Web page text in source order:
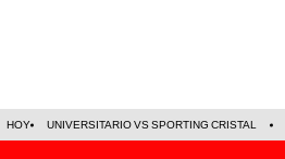
HOY UNIVERSITARIO VS SPORTING CRISTAL